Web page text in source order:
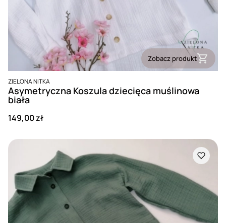
Zobacz produkt
PRODUCENT
ZIELONA NITKA
Asymetryczna Koszula dziecięca muślinowa
biała
Cena
149,00 zł